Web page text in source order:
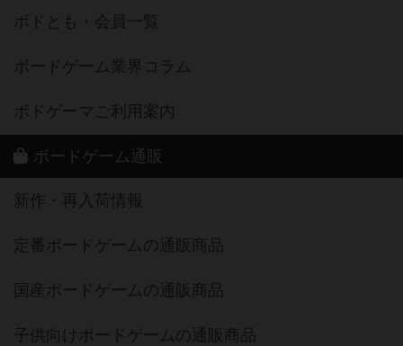
ボドとも・会員一覧
ボードゲーム業界コラム
ボドゲーマご利用案内
ボードゲーム通販
新作・再入荷情報
定番ボードゲームの通販商品
国産ボードゲームの通販商品
子供向けボードゲームの通販商品